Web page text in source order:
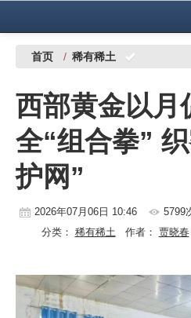
中国有色金属报社主办 广告服务
铜镍铅锌
铝
稀有稀土
有色市场
科技
镁钛
地矿 建设
首页 / 稀有稀土
西部黄金以月
全“组合拳”
护网”
2026年07月06日 10:46 5799
分类： 稀有稀土作者： 贾晓春